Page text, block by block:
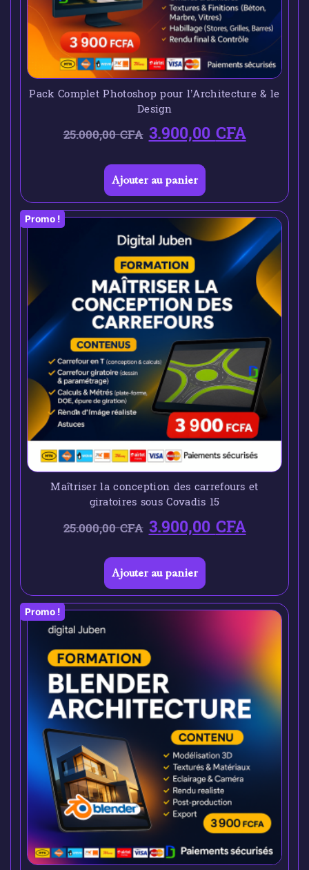
Pack Complet Photoshop pour l’Architecture & le
Design
25.000,00CFA 3.900,00CFA
Ajouter au panier
Promo !
Maîtriser la conception des carrefours et
giratoires sous Covadis 15
25.000,00CFA 3.900,00CFA
Ajouter au panier
Promo !